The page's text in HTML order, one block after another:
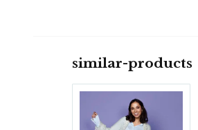
similar-products